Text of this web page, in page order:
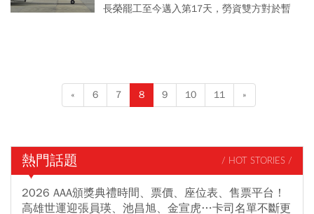
長榮罷工至今邁入第17天，勞資雙方對於暫
« 6 7 8 9 10 11 »
熱門話題 / HOT STORIES /
2026 AAA頒獎典禮時間、票價、座位表、售票平台！
高雄世運迎張員瑛、池昌旭、金宣虎…卡司名單不斷更